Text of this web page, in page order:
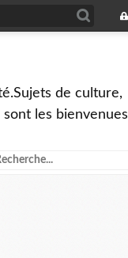
de culture,
les bienvenues